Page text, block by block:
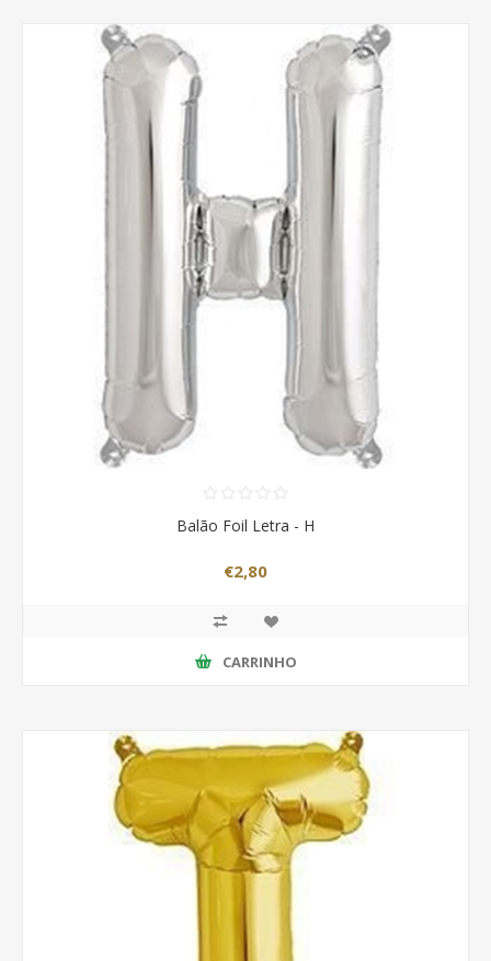
Balão Foil Letra - H
€2,80
CARRINHO